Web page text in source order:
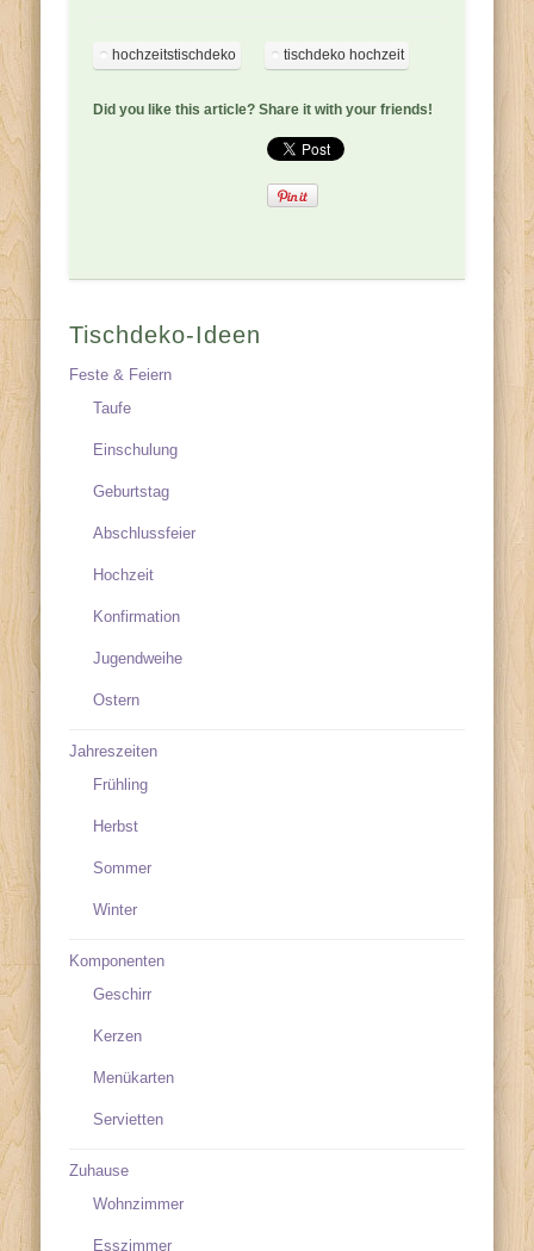
hochzeitstischdeko tischdeko hochzeit
Did you like this article? Share it with your friends!
Tischdeko-Ideen
Feste & Feiern
Taufe
Einschulung
Geburtstag
Abschlussfeier
Hochzeit
Konfirmation
Jugendweihe
Ostern
Jahreszeiten
Frühling
Herbst
Sommer
Winter
Komponenten
Geschirr
Kerzen
Menükarten
Servietten
Zuhause
Wohnzimmer
Esszimmer